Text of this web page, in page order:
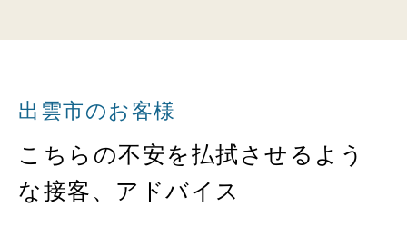
出雲市のお客様
こちらの不安を払拭させるよう
な接客、アドバイス